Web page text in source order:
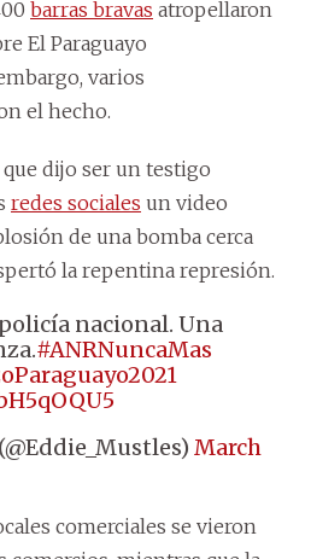
barras bravas atropellaron
El Paraguayo
varios
el hecho.
dijo ser un testigo
redes sociales un video
de una bomba cerca
la repentina represión.
nacional. Una
#ANRNuncaMas
March
comerciales se vieron